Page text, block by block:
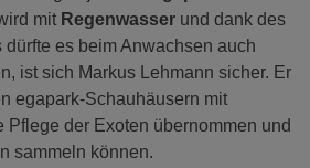
mit Regenwasser und dank des
es beim Anwachsen auch
ist sich Markus Lehmann sicher. Er
egapark-Schauhäusern mit
Pflege der Exoten übernommen und
sammeln können.